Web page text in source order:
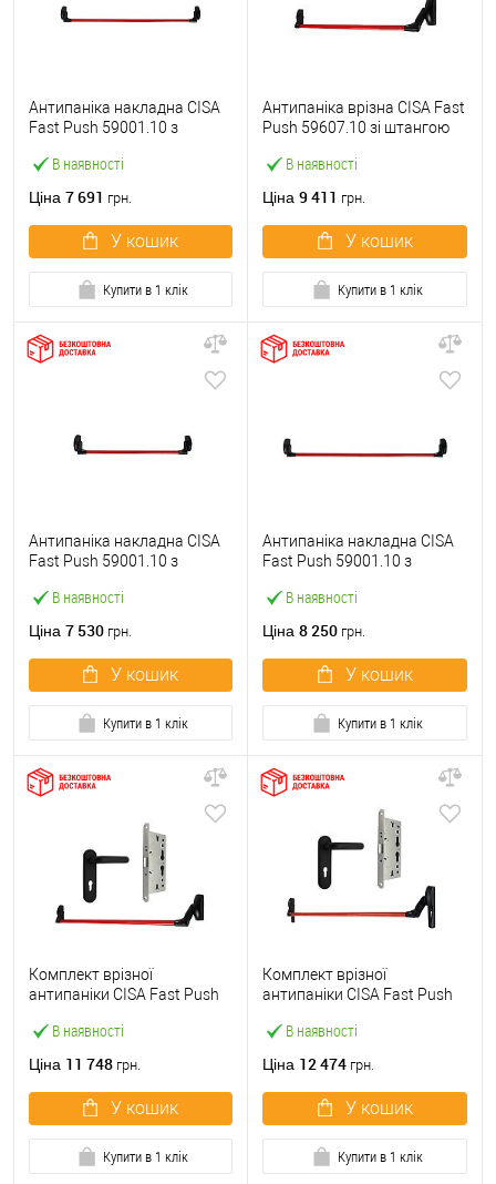
В наявності
Антипаніка накладна CISA
Fast Push 59001.10 з
мм червона
Ціна 7 691 грн.
У кошик
Купити в 1 клік
В наявності
Антипаніка врізна CISA Fast
Push 59607.10 зі штангою
Ціна 9 411 грн.
У кошик
Купити в 1 клік
В наявності
Антипаніка накладна CISA
Fast Push 59001.10 з
червона
Ціна 7 530 грн.
У кошик
Купити в 1 клік
В наявності
Антипаніка накладна CISA
Fast Push 59001.10 з
мм червона
Ціна 8 250 грн.
У кошик
Купити в 1 клік
В наявності
Комплект врізної
антипаніки CISA Fast Push
із замком та ручкою
Ціна 11 748 грн.
У кошик
Купити в 1 клік
В наявності
Комплект врізної
антипаніки CISA Fast Push
червоний із замком та
Ціна 12 474 грн.
У кошик
Купити в 1 клік